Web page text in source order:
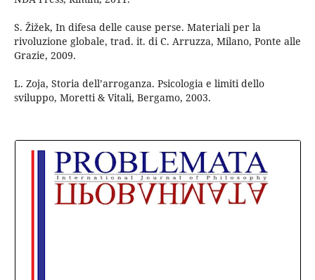
S. Žižek, In difesa delle cause perse. Materiali per la
rivoluzione globale, trad. it. di C. Arruzza, Milano, Ponte alle
Grazie, 2009.
L. Zoja, Storia dell’arroganza. Psicologia e limiti dello
sviluppo, Moretti & Vitali, Bergamo, 2003.